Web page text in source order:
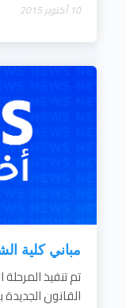
10 أكتوبر 2015
مباني كلية
تم تنفيذ
القانون الجديدة